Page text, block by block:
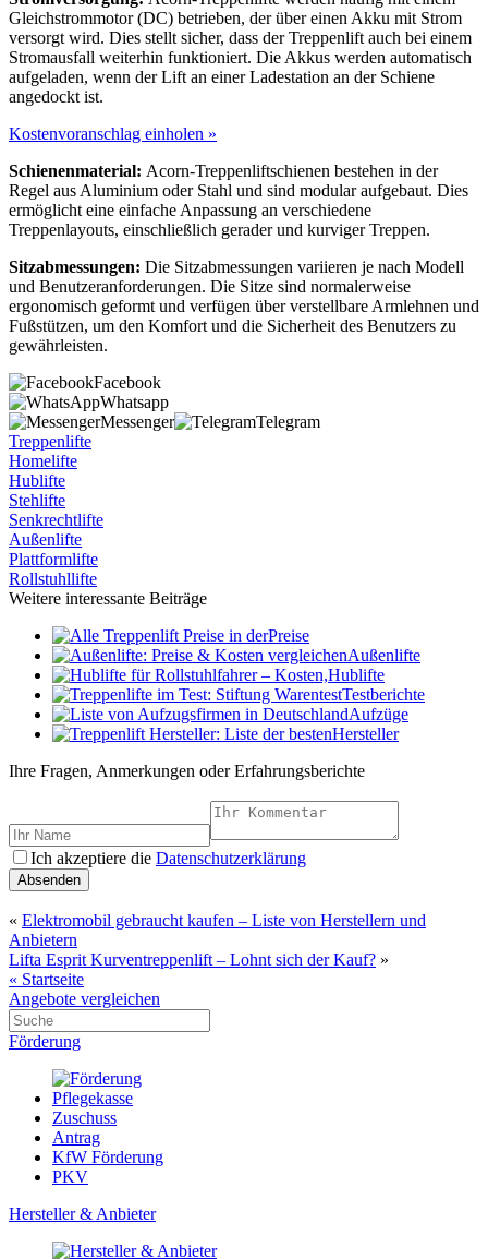
Gleichstrommotor (DC) betrieben, der über einen Akku mit Strom
versorgt wird. Dies stellt sicher, dass der Treppenlift auch bei einem
Stromausfall weiterhin funktioniert. Die Akkus werden automatisch
aufgeladen, wenn der Lift an einer Ladestation an der Schiene
angedockt ist.
Kostenvoranschlag einholen »
Schienenmaterial: Acorn-Treppenliftschienen bestehen in der
Regel aus Aluminium oder Stahl und sind modular aufgebaut. Dies
ermöglicht eine einfache Anpassung an verschiedene
Treppenlayouts, einschließlich gerader und kurviger Treppen.
Sitzabmessungen: Die Sitzabmessungen variieren je nach Modell
und Benutzeranforderungen. Die Sitze sind normalerweise
ergonomisch geformt und verfügen über verstellbare Armlehnen und
Fußstützen, um den Komfort und die Sicherheit des Benutzers zu
gewährleisten.
Facebook
Whatsapp
Messenger
Telegram
Treppenlifte
Homelifte
Hublifte
Stehlifte
Senkrechtlifte
Außenlifte
Plattformlifte
Rollstuhllifte
Weitere interessante Beiträge
Preise
Außenlifte
Hublifte
Testberichte
Aufzüge
Hersteller
Ihre Fragen, Anmerkungen oder Erfahrungsberichte
Ich akzeptiere die Datenschutzerklärung
Absenden
« Elektromobil gebraucht kaufen – Liste von Herstellern und
Anbietern
Lifta Esprit Kurventreppenlift – Lohnt sich der Kauf? »
« Startseite
Angebote vergleichen
Förderung
Pflegekasse
Zuschuss
Antrag
KfW Förderung
PKV
Hersteller & Anbieter